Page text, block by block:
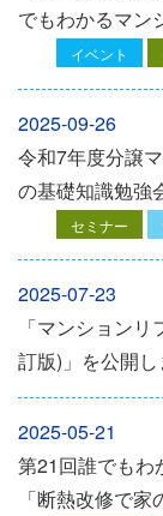
でもわかるマン
イベント
2025-09-26
令和7年度分譲
の基礎知識勉強
セミナー
2025-07-23
「マンション
訂版)」を公開し
2025-05-21
第21回誰でもわ
「断熱改修で